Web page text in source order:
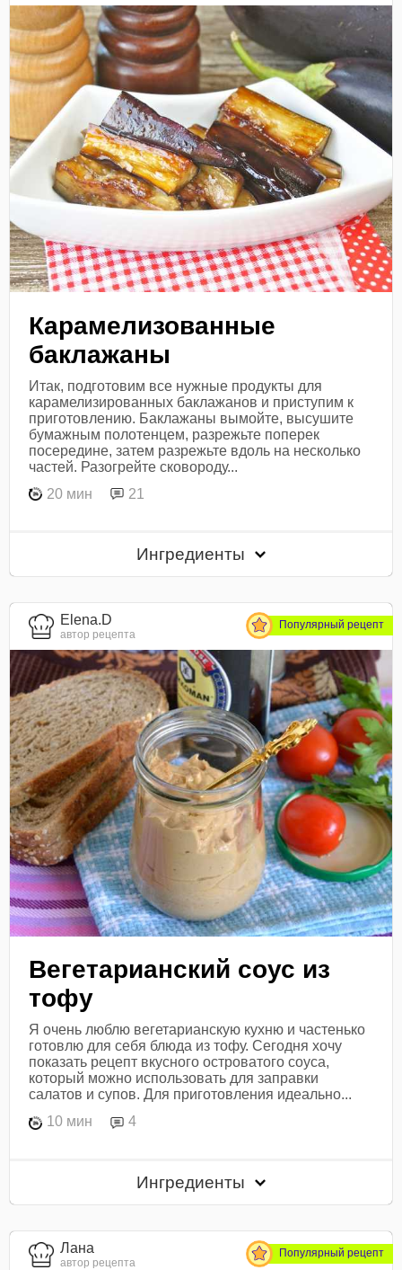
Карамелизованные
баклажаны
Итак, подготовим все нужные продукты для
карамелизированных баклажанов и приступим к
приготовлению. Баклажаны вымойте, высушите
бумажным полотенцем, разрежьте поперек
посередине, затем разрежьте вдоль на несколько
частей. Разогрейте сковороду...
20 мин
21
Ингредиенты
Elena.D
автор рецепта
Популярный рецепт
Вегетарианский соус из
тофу
Я очень люблю вегетарианскую кухню и частенько
готовлю для себя блюда из тофу. Сегодня хочу
показать рецепт вкусного островатого соуса,
который можно использовать для заправки
салатов и супов. Для приготовления идеально...
10 мин
4
Ингредиенты
Лана
автор рецепта
Популярный рецепт